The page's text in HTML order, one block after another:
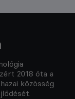
2018 óta a
közösség